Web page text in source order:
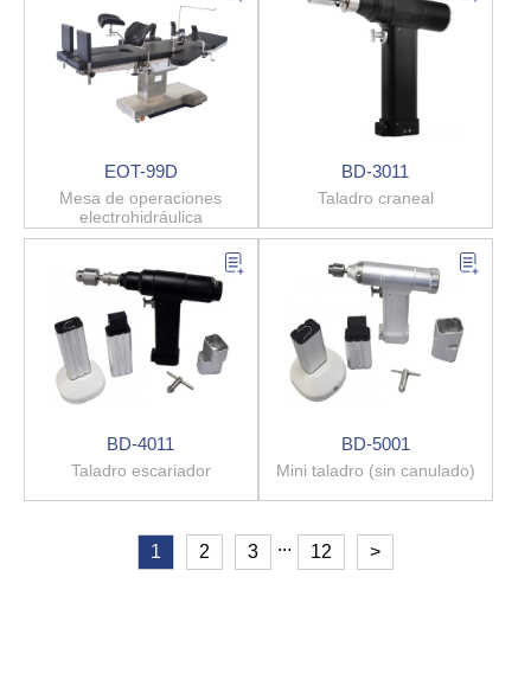
EOT-99D
Mesa de operaciones
electrohidráulica
BD-3011
Taladro craneal
BD-4011
Taladro escariador
BD-5001
Mini taladro (sin canulado)
1 2 3 ... 12 >